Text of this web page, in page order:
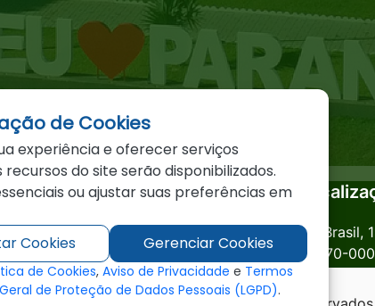
Email
ouvidoria@paranatinga.mt.gov.br
Av. Brasil,
78870-000
de Cookies
experiência e oferecer serviços
do site serão disponibilizados.
ou ajustar suas preferências em
Cookies Gerenciar Cookies
de Cookies, Aviso de Privacidade e Termos
de Proteção de Dados Pessoais (LGPD).